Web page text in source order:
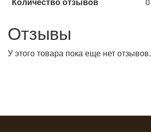
Отзывы
У этого товара пока еще нет отзывов.